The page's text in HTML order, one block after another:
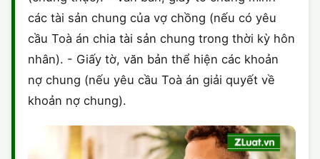
các tài sản chung của vợ chồng (nếu có yêu
cầu Toà án chia tài sản chung trong thời kỳ hôn
nhân). - Giấy tờ, văn bản thể hiện các khoản
nợ chung (nếu yêu cầu Toà án giải quyết về
khoản nợ chung).